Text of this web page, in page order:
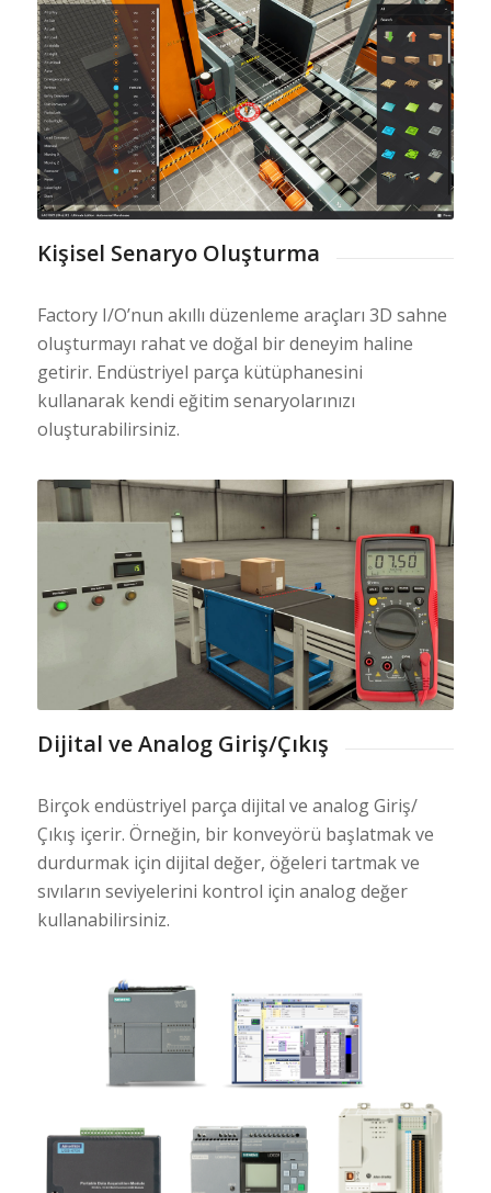
Kişisel Senaryo Oluşturma
Factory I/O’nun akıllı düzenleme araçları 3D sahne
oluşturmayı rahat ve doğal bir deneyim haline
getirir. Endüstriyel parça kütüphanesini
kullanarak kendi eğitim senaryolarınızı
oluşturabilirsiniz.
Dijital ve Analog Giriş/Çıkış
Birçok endüstriyel parça dijital ve analog Giriş/
Çıkış içerir. Örneğin, bir konveyörü başlatmak ve
durdurmak için dijital değer, öğeleri tartmak ve
sıvıların seviyelerini kontrol için analog değer
kullanabilirsiniz.